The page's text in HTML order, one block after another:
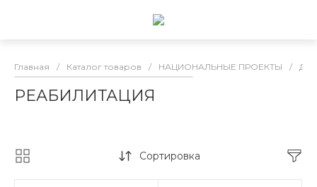
Главная / Каталог товаров / НАЦИОНАЛЬНЫЕ ПРОЕКТЫ /
РЕАБИЛИТАЦИЯ
Сортировка